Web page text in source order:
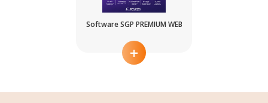
Software SGP PREMIUM WEB
+